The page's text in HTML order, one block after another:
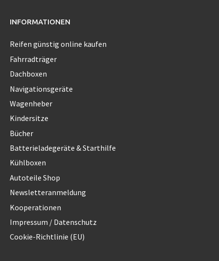
INFORMATIONEN
Reifen günstig online kaufen
Fahrradträger
Dachboxen
Navigationsgeräte
Wagenheber
Kindersitze
Bücher
Batterieladegeräte & Starthilfe
Kühlboxen
Autoteile Shop
Newsletteranmeldung
Kooperationen
Impressum / Datenschutz
Cookie-Richtlinie (EU)